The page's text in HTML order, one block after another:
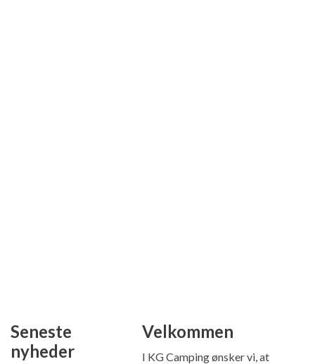
Seneste
nyheder
Velkommen
I KG Camping ønsker vi, at